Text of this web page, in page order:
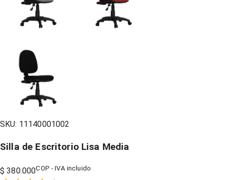
SKU: 11140001002
Silla de Escritorio Lisa Media
$ 380.000COP - IVA incluido